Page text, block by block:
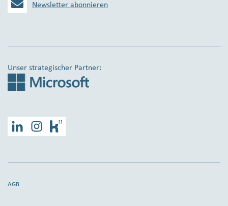
Newsletter abonnieren
Unser strategischer Partner:
LinkedInInstagramKununu
AGB